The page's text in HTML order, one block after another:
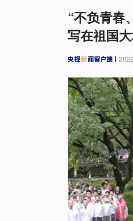
“不负青春
写在祖国